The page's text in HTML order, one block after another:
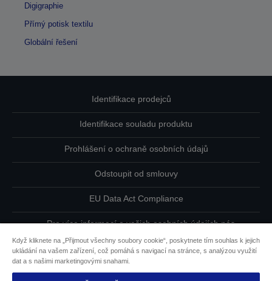
Digigraphie
Přímý potisk textilu
Globální řešení
Identifikace prodejců
Identifikace souladu produktu
Prohlášení o ochraně osobních údajů
Odstoupit od smlouvy
EU Data Act Compliance
Pro více informací o vašich osobních údajích nás
Informace o souborech cookie
Když kliknete na „Přijmout všechny soubory cookie“, poskytnete tím souhlas k jejich
ukládání na vašem zařízení, což pomáhá s navigací na stránce, s analýzou využití
dat a s našimi marketingovými snahami.